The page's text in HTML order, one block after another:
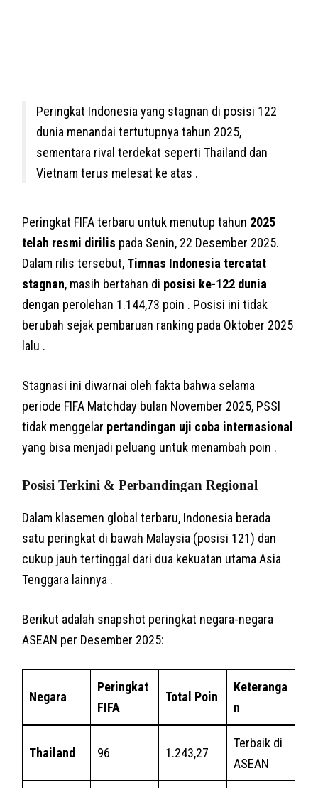
Peringkat Indonesia yang stagnan di posisi 122
dunia menandai tertutupnya tahun 2025,
sementara rival terdekat seperti Thailand dan
Vietnam terus melesat ke atas .
Peringkat FIFA terbaru untuk menutup tahun 2025
telah resmi dirilis pada Senin, 22 Desember 2025.
Dalam rilis tersebut, Timnas Indonesia tercatat
stagnan, masih bertahan di posisi ke-122 dunia
dengan perolehan 1.144,73 poin . Posisi ini tidak
berubah sejak pembaruan ranking pada Oktober 2025
lalu .
Stagnasi ini diwarnai oleh fakta bahwa selama
periode FIFA Matchday bulan November 2025, PSSI
tidak menggelar pertandingan uji coba internasional
yang bisa menjadi peluang untuk menambah poin .
Posisi Terkini & Perbandingan Regional
Dalam klasemen global terbaru, Indonesia berada
satu peringkat di bawah Malaysia (posisi 121) dan
cukup jauh tertinggal dari dua kekuatan utama Asia
Tenggara lainnya .
Berikut adalah snapshot peringkat negara-negara
ASEAN per Desember 2025:
Negara
Peringkat
FIFA
Total Poin
Keteranga
n
Thailand 96 1.243,27
Terbaik di
ASEAN